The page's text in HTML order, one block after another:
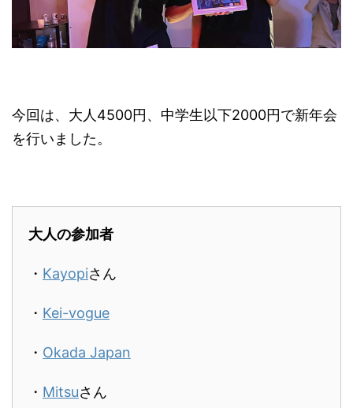
今回は、大人4500円、中学生以下2000円で新年会
を行いました。
大人の参加者
・ Kayopiさん
・ Kei-vogue
・ Okada Japan
・ Mitsuさん